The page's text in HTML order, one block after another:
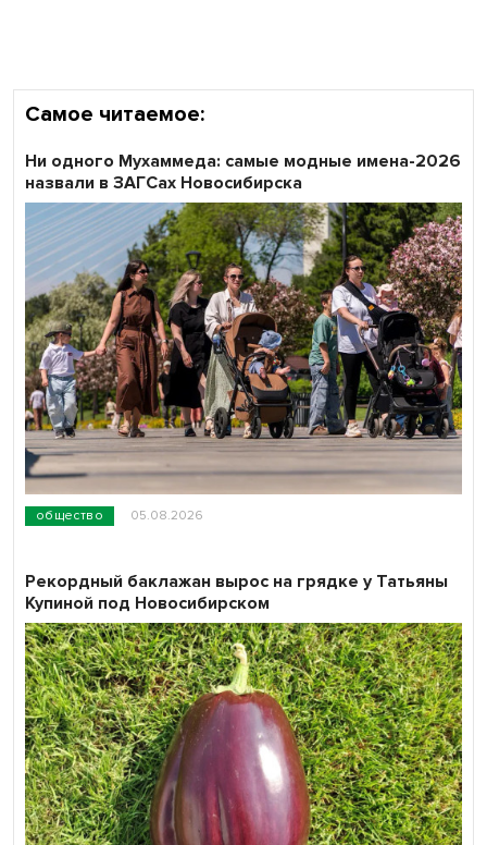
Самое читаемое:
общество 05.08.2026
Ни одного Мухаммеда: самые модные имена-2026
назвали в ЗАГСах Новосибирска
Рекордный баклажан вырос на грядке у Татьяны
Купиной под Новосибирском